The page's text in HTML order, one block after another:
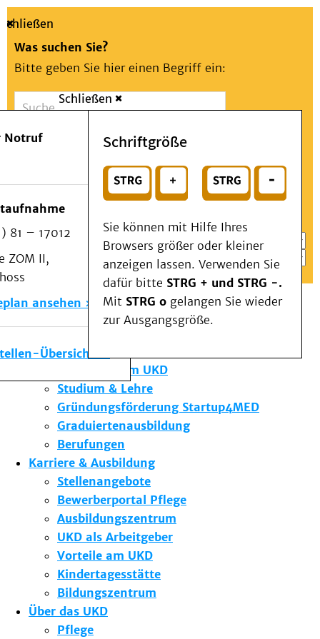
Suche
Schließen
Was suchen Sie?
Bitte geben Sie hier einen Begriff ein:
Suchen
oder
Wählen Sie ein Thema für Ihren Schnelleinstieg
Notfall
Schließen
Notruf
81 – 17012
ZOM II,
ansehen
Übersicht
Schriftgröße
Sie können mit Hilfe Ihres
Browsers größer oder kleiner
anzeigen lassen. Verwenden Sie
dafür bitte STRG + und STRG -.
Mit STRG o gelangen Sie wieder
zur Ausgangsgröße.
Menü
Patienten & Besucher
Kliniken/Institute/Zentren
Als Patient am UKD
Beratung und Unterstützung
Veranstaltungen
Kommunikation im Medizinwesen (KIM)
Notfall
Forschung & Lehre
Die Institute des UKD
Forschung am UKD
Studium & Lehre
Gründungsförderung Startup4MED
Graduiertenausbildung
Berufungen
Karriere & Ausbildung
Stellenangebote
Bewerberportal Pflege
Ausbildungszentrum
UKD als Arbeitgeber
Vorteile am UKD
Kindertagesstätte
Bildungszentrum
Über das UKD
Pflege